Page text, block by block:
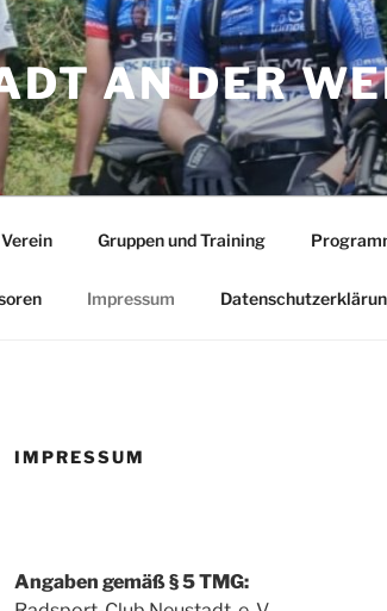
AN DER
Verein Gruppen und Training
Impressum
IMPRESSUM
Angaben gemäß § 5 TMG: